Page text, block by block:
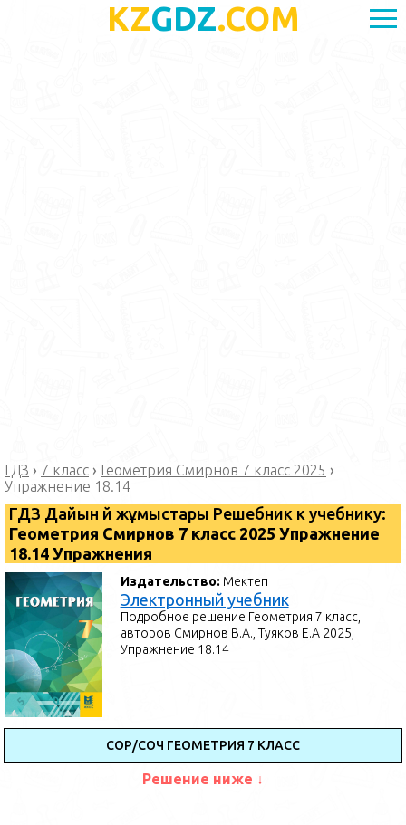
KZGDZ.COM
ГДЗ › 7 класс › Геометрия Смирнов 7 класс 2025 ›
Упражнение 18.14
ГДЗ Дайын үй жұмыстары Решебник к учебнику:
Геометрия Смирнов 7 класс 2025 Упражнение
18.14 Упражнения
Издательство: Мектеп
Электронный учебник
Подробное решение Геометрия 7 класс,
авторов Смирнов В.А., Туяков Е.А 2025,
Упражнение 18.14
СОР/СОЧ ГЕОМЕТРИЯ 7 КЛАСС
Решение ниже ↓